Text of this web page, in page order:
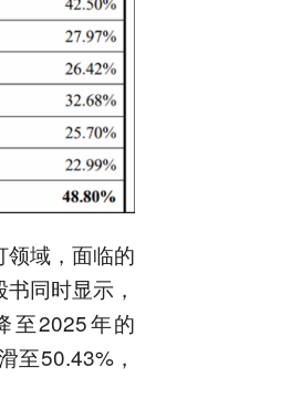
领域，面临的
同时显示，
至2025年的
至50.43%，